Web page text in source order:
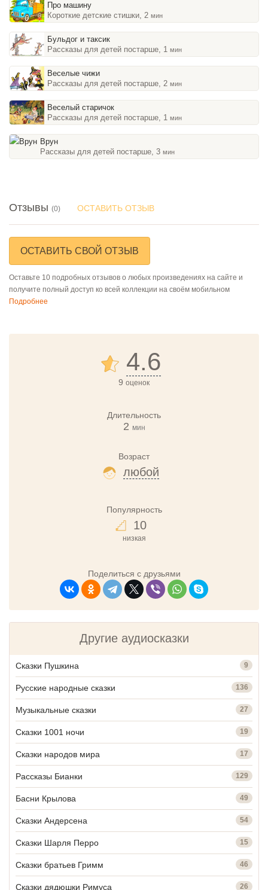
Про машину
Короткие детские стишки, 2 мин
Бульдог и таксик
Рассказы для детей постарше, 1 мин
Веселые чижи
Рассказы для детей постарше, 2 мин
Веселый старичок
Рассказы для детей постарше, 1 мин
Врун
Рассказы для детей постарше, 3 мин
Отзывы (0) ОСТАВИТЬ ОТЗЫВ
ОСТАВИТЬ СВОЙ ОТЗЫВ
Оставьте 10 подробных отзывов о любых произведениях на сайте и
получите полный доступ ко всей коллекции на своём мобильном
Подробнее
4.6
9 оценок
Длительность
2 мин
Возраст
любой
Популярность
10
низкая
Поделиться с друзьями
Другие аудиосказки
Сказки Пушкина 9
Русские народные сказки 136
Музыкальные сказки 27
Сказки 1001 ночи 19
Сказки народов мира 17
Рассказы Бианки 129
Басни Крылова 49
Сказки Андерсена 54
Сказки Шарля Перро 15
Сказки братьев Гримм 46
Сказки дядюшки Римуса 26